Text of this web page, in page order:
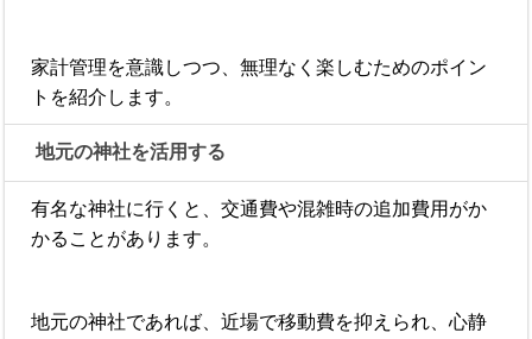
家計管理を意識しつつ、無理なく楽しむためのポイン
トを紹介します。
地元の神社を活用する
有名な神社に行くと、交通費や混雑時の追加費用がか
かることがあります。
地元の神社であれば、近場で移動費を抑えられ、心静